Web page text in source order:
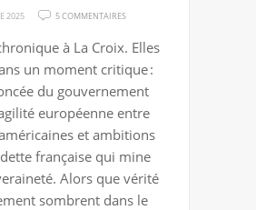
2025 5 COMMENTAIRES
DE
VÉRITÉ
à La Croix. Elles
un moment critique :
du gouvernement
européenne entre
et ambitions
française qui mine
Alors que vérité
sombrent dans le